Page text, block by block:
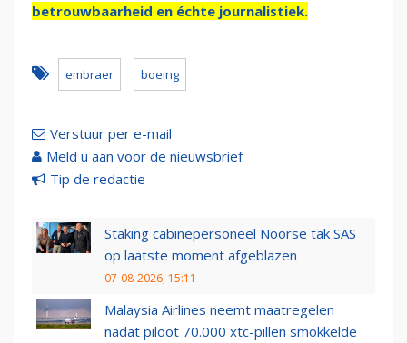
betrouwbaarheid en échte journalistiek.
embraer boeing
Verstuur per e-mail
Meld u aan voor de nieuwsbrief
Tip de redactie
Staking cabinepersoneel Noorse tak SAS
op laatste moment afgeblazen
07-08-2026, 15:11
Malaysia Airlines neemt maatregelen
nadat piloot 70.000 xtc-pillen smokkelde